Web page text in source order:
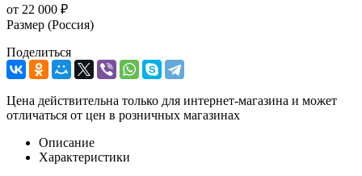
от 22 000 ₽
Размер (Россия)
Поделиться
Цена действительна только для интернет-магазина и может
отличаться от цен в розничных магазинах
Описание
Характеристики